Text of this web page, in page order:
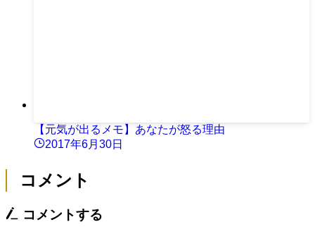
【元気が出るメモ】あなたが怒る理由
2017年6月30日
コメント
コメントする